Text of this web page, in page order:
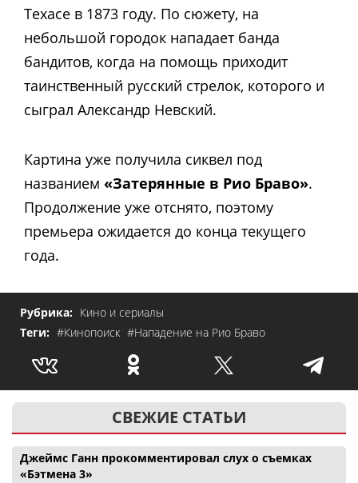
Техасе в 1873 году. По сюжету, на
небольшой городок нападает банда
бандитов, когда на помощь приходит
таинственный русский стрелок, которого и
сыграл Александр Невский.
Картина уже получила сиквел под
названием «Затерянные в Рио Браво».
Продолжение уже отснято, поэтому
премьера ожидается до конца текущего
года.
Рубрика: Кино и сериалы
Теги: #Кинопоиск #Нападение на Рио Браво
СВЕЖИЕ СТАТЬИ
Джеймс Ганн прокомментировал слух о съемках
«Бэтмена 3»